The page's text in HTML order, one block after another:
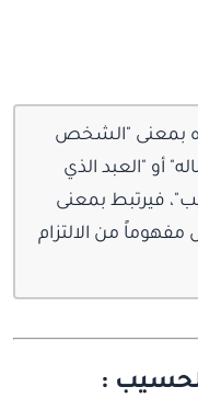
بمعنى "الشخص
أو "العبد الذي
فيرتبط بمعنى
من الالتزام
: